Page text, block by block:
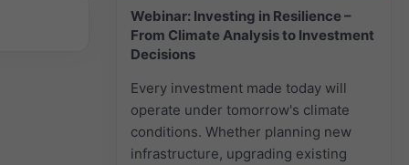
Webinar: Investing in Resilience –
From Climate Analysis to Investment
Decisions
Every investment made today will
operate under tomorrow's climate
conditions. Whether planning new
infrastructure, upgrading existing